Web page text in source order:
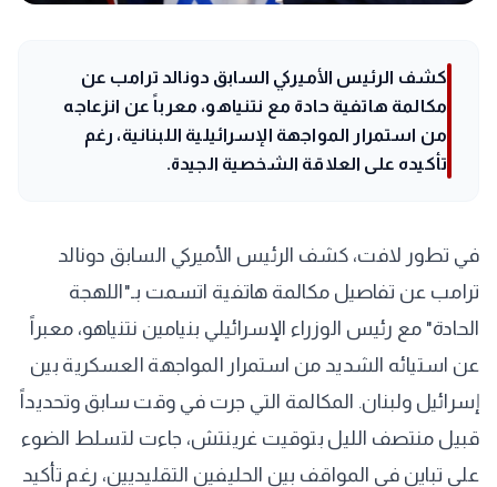
كشف الرئيس الأميركي السابق دونالد ترامب عن
مكالمة هاتفية حادة مع نتنياهو، معرباً عن انزعاجه
من استمرار المواجهة الإسرائيلية اللبنانية، رغم
تأكيده على العلاقة الشخصية الجيدة.
في تطور لافت، كشف الرئيس الأميركي السابق دونالد
ترامب عن تفاصيل مكالمة هاتفية اتسمت بـ"اللهجة
الحادة" مع رئيس الوزراء الإسرائيلي بنيامين نتنياهو، معبراً
عن استيائه الشديد من استمرار المواجهة العسكرية بين
إسرائيل ولبنان. المكالمة التي جرت في وقت سابق وتحديداً
قبيل منتصف الليل بتوقيت غرينتش، جاءت لتسلط الضوء
على تباين في المواقف بين الحليفين التقليديين، رغم تأكيد